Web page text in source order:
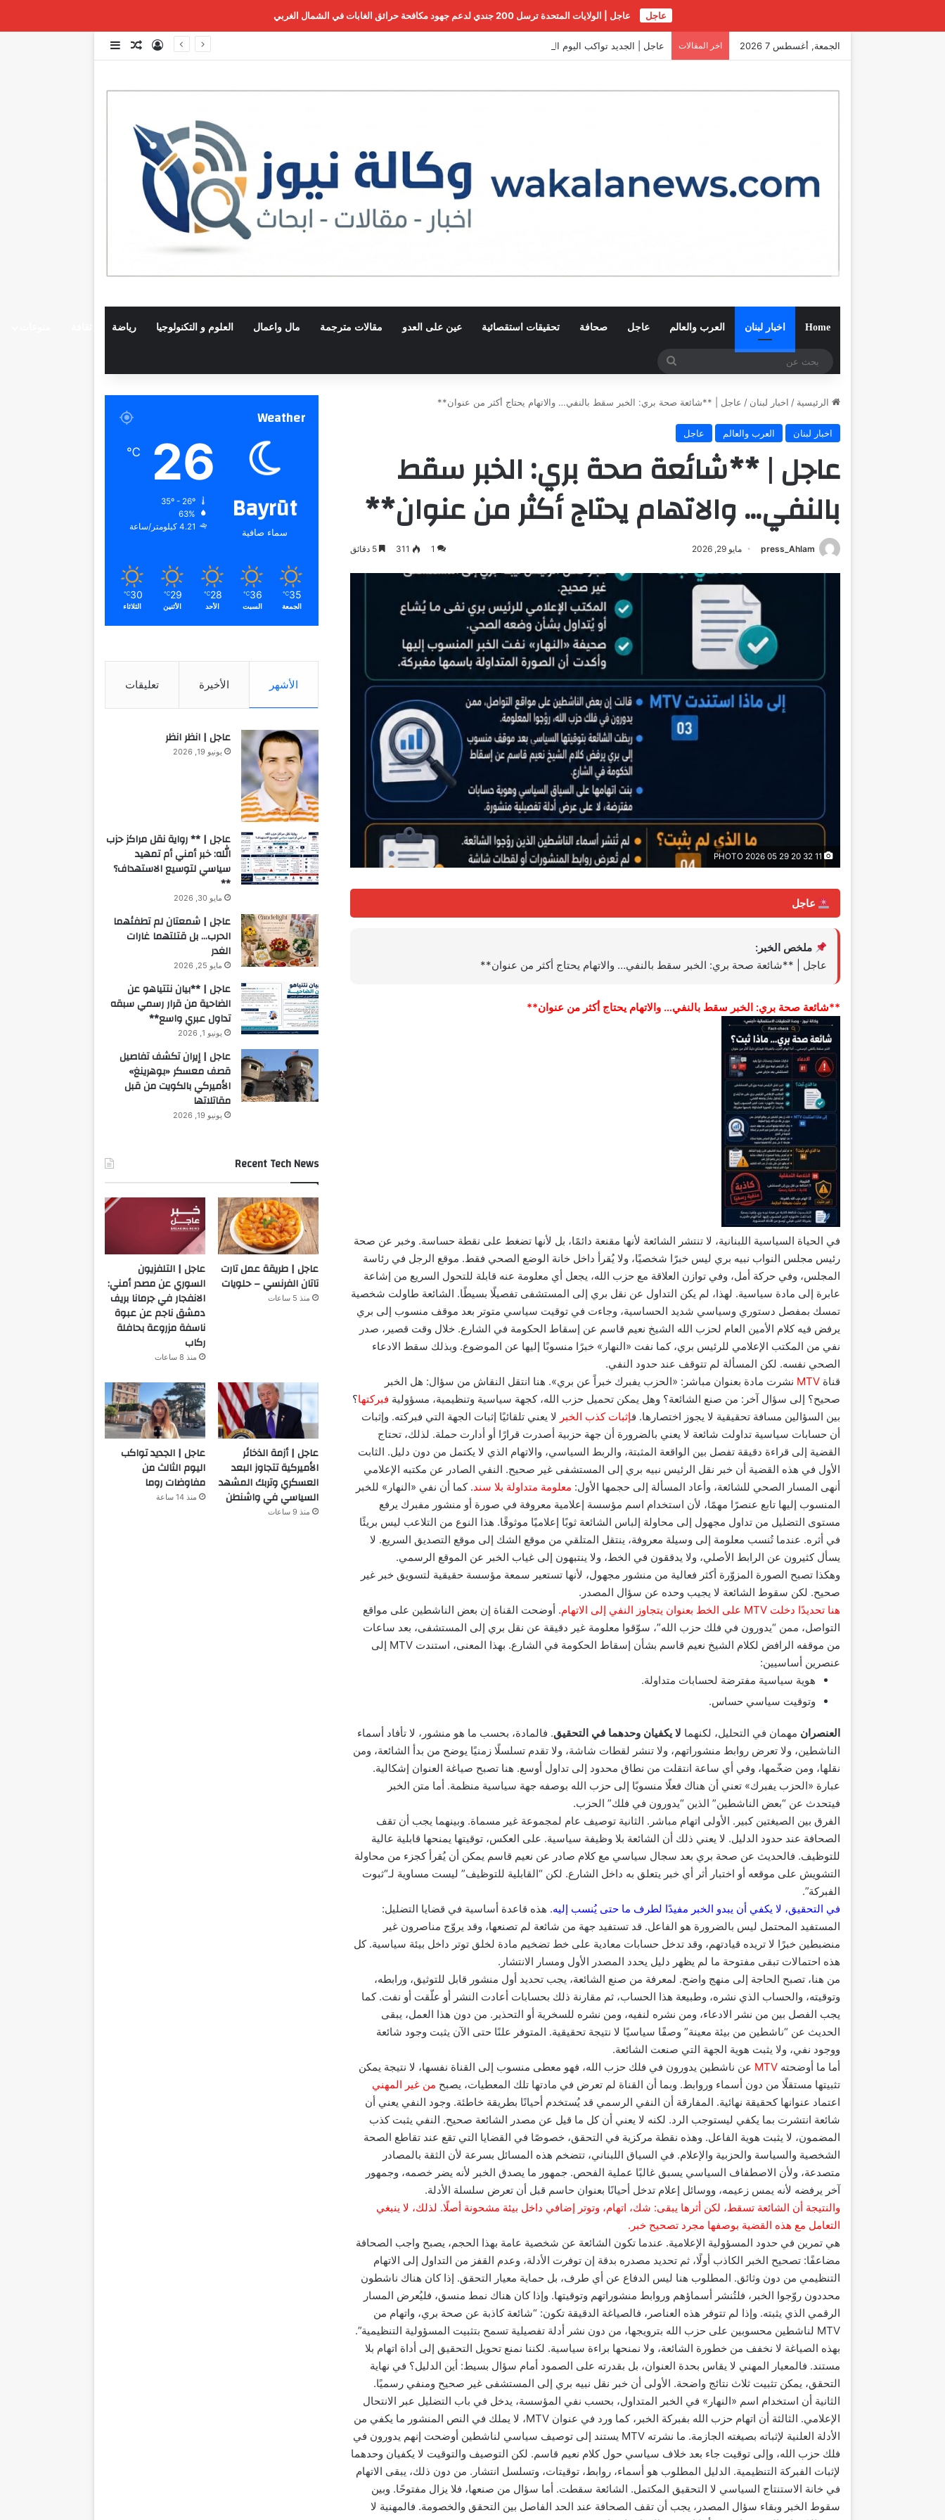
عاجل عاجل | الولايات المتحدة ترسل 200 جندي لدعم جهود مكافحة حرائق الغابات في الشمال الغربي
الجمعة, أغسطس 7 2026 اخر المقالات عاجل | الجديد تواكب اليوم الثالث من مفاوضات روما تسجيل الدخول
مقال عشوائي
إضافة عمود جانبي
Home اخبار لبنان العرب والعالم عاجل صحافة تحقيقات استقصائية عين على العدو مقالات مترجمة مال واعمال العلوم و التكنولوجيا رياضة
الرئيسية / اخبار لبنان / عاجل | **شائعة صحة بري: الخبر سقط بالنفي… والاتهام يحتاج أكثر من عنوان**
اخبار لبنان العرب والعالم عاجل
عاجل | **شائعة صحة بري: الخبر سقط
بالنفي… والاتهام يحتاج أكثر من عنوان**
press_Ahlam مايو 29, 2026 1
311 5 دقائق
عاجل
ملخص الخبر:
عاجل | **شائعة صحة بري: الخبر سقط بالنفي… والاتهام يحتاج أكثر من عنوان**
**شائعة صحة بري: الخبر سقط بالنفي… والاتهام يحتاج أكثر من عنوان**
في الحياة السياسية اللبنانية، لا تنتشر الشائعة لأنها مقنعة دائمًا، بل لأنها تضغط على نقطة حساسة. وخبر عن صحة
رئيس مجلس النواب نبيه بري ليس خبرًا شخصيًا، ولا يُقرأ داخل خانة الوضع الصحي فقط. موقع الرجل في رئاسة
المجلس، وفي حركة أمل، وفي توازن العلاقة مع حزب الله، يجعل أي معلومة عنه قابلة للتحول السريع من إشاعة
عابرة إلى مادة سياسية. لهذا، لم يكن التداول عن نقل بري إلى المستشفى تفصيلًا بسيطًا. الشائعة طاولت شخصية
تمسك بمفصل دستوري وسياسي شديد الحساسية، وجاءت في توقيت سياسي متوتر بعد موقف منسوب إلى بري
يرفض فيه كلام الأمين العام لحزب الله الشيخ نعيم قاسم عن إسقاط الحكومة في الشارع. خلال وقت قصير، صدر
نفي من المكتب الإعلامي للرئيس بري، كما نفت «النهار» خبرًا منسوبًا إليها عن الموضوع. وبذلك سقط الادعاء
الصحي نفسه. لكن المسألة لم تتوقف عند حدود النفي.
قناةMTV نشرت مادة بعنوان مباشر: «الحزب يفبرك خبراً عن بري». هنا انتقل النقاش من سؤال: هل الخبر
صحيح؟ إلى سؤال آخر: من صنع الشائعة؟ وهل يمكن تحميل حزب الله، كجهة سياسية وتنظيمية، مسؤولية فبركتها؟
بين السؤالين مسافة تحقيقية لا يجوز اختصارها. فإثبات كذب الخبر لا يعني تلقائيًا إثبات الجهة التي فبركته. وإثبات
أن حسابات سياسية تداولت شائعة لا يعني بالضرورة أن جهة حزبية أصدرت قرارًا أو أدارت حملة. لذلك، تحتاج
القضية إلى قراءة دقيقة تفصل بين الواقعة المثبتة، والربط السياسي، والاتهام الذي لا يكتمل من دون دليل. الثابت
الأول في هذه القضية أن خبر نقل الرئيس نبيه بري إلى المستشفى غير صحيح. النفي الصادر عن مكتبه الإعلامي
أنهى المسار الصحي للشائعة، وأعاد المسألة إلى حجمها الأول: معلومة متداولة بلا سند. كما أن نفي «النهار» للخبر
المنسوب إليها تابع عنصرًا مهمًا، لأن استخدام اسم مؤسسة إعلامية معروفة في صورة أو منشور مفبرك يرفع
مستوى التضليل من تداول مجهول إلى محاولة إلباس الشائعة ثوبًا إعلاميًا موثوقًا. هذا النوع من التلاعب ليس بريئًا
في أثره. عندما تُنسب معلومة إلى وسيلة معروفة، ينتقل المتلقي من موقع الشك إلى موقع التصديق السريع. لا
يسأل كثيرون عن الرابط الأصلي، ولا يدققون في الخط، ولا ينتبهون إلى غياب الخبر عن الموقع الرسمي.
وهكذا تصبح الصورة المزوّرة أكثر فعالية من منشور مجهول، لأنها تستعير سمعة مؤسسة حقيقية لتسويق خبر غير
صحيح. لكن سقوط الشائعة لا يجيب وحده عن سؤال المصدر.
هنا تحديدًا دخلت MTV على الخط بعنوان يتجاوز النفي إلى الاتهام
. أوضحت القناة إن بعض الناشطين على مواقع
التواصل، ممن “يدورون في فلك حزب الله”، سوّقوا معلومة غير دقيقة عن نقل بري إلى المستشفى، بعد ساعات
من موقفه الرافض لكلام الشيخ نعيم قاسم بشأن إسقاط الحكومة في الشارع. بهذا المعنى، استندت MTV إلى
عنصرين أساسيين:
هوية سياسية مفترضة لحسابات متداولة.
وتوقيت سياسي حساس.
العنصران مهمان في التحليل، لكنهما لا يكفيان وحدهما في التحقيق. فالمادة، بحسب ما هو منشور، لا تأفاد أسماء
الناشطين، ولا تعرض روابط منشوراتهم، ولا تنشر لقطات شاشة، ولا تقدم تسلسلًا زمنيًا يوضح من بدأ الشائعة، ومن
نقلها، ومن ضخّمها، وفي أي ساعة انتقلت من نطاق محدود إلى تداول أوسع. هنا تصبح صياغة العنوان إشكالية.
عبارة «الحزب يفبرك» تعني أن هناك فعلًا منسوبًا إلى حزب الله بوصفه جهة سياسية منظمة. أما متن الخبر
فيتحدث عن “بعض الناشطين” الذين “يدورون في فلك” الحزب.
الفرق بين الصيغتين كبير. الأولى اتهام مباشر. الثانية توصيف عام لمجموعة غير مسماة. وبينهما يجب أن تقف
الصحافة عند حدود الدليل. لا يعني ذلك أن الشائعة بلا وظيفة سياسية. على العكس، توقيتها يمنحها قابلية عالية
للتوظيف. فالحديث عن صحة بري بعد سجال سياسي مع كلام صادر عن نعيم قاسم يمكن أن يُقرأ كجزء من محاولة
التشويش على موقعه أو اختبار أثر أي خبر يتعلق به داخل الشارع. لكن “القابلية للتوظيف” ليست مساوية لـ“ثبوت
الفبركة”.
في التحقيق، لا يكفي أن يبدو الخبر مفيدًا لطرف ما حتى يُنسب إليه. هذه قاعدة أساسية في قضايا التضليل:
المستفيد المحتمل ليس بالضرورة هو الفاعل. قد تستفيد جهة من شائعة لم تصنعها، وقد يروّج مناصرون غير
منضبطين خبرًا لا تريده قيادتهم، وقد تدخل حسابات معادية على خط تضخيم مادة لخلق توتر داخل بيئة سياسية. كل
هذه احتمالات تبقى مفتوحة ما لم يظهر دليل يحدد المصدر الأول ومسار الانتشار.
من هنا، تصبح الحاجة إلى منهج واضح. لمعرفة من صنع الشائعة، يجب تحديد أول منشور قابل للتوثيق، ورابطه،
وتوقيته، والحساب الذي نشره، وطبيعة هذا الحساب، ثم مقارنة ذلك بحسابات أعادت النشر أو علّقت أو نفت. كما
يجب الفصل بين من نشر الادعاء، ومن نشره لنفيه، ومن نشره للسخرية أو التحذير. من دون هذا العمل، يبقى
الحديث عن “ناشطين من بيئة معينة” وصفًا سياسيًا لا نتيجة تحقيقية. المتوفر علنًا حتى الآن يثبت وجود شائعة
ووجود نفي، ولا يثبت هوية الجهة التي صنعت الشائعة.
أما ما أوضحتهMTV عن ناشطين يدورون في فلك حزب الله، فهو معطى منسوب إلى القناة نفسها، لا نتيجة يمكن
تثبيتها مستقلًا من دون أسماء وروابط. وبما أن القناة لم تعرض في مادتها تلك المعطيات، يصبح من غير المهني
اعتماد عنوانها كحقيقة نهائية. المفارقة أن النفي الرسمي قد يُستخدم أحيانًا بطريقة خاطئة. وجود النفي يعني أن
شائعة انتشرت بما يكفي ليستوجب الرد. لكنه لا يعني أن كل ما قيل عن مصدر الشائعة صحيح. النفي يثبت كذب
المضمون، لا يثبت هوية الفاعل. وهذه نقطة مركزية في التحقق، خصوصًا في القضايا التي تقع عند تقاطع الصحة
الشخصية والسياسة والحزبية والإعلام. في السياق اللبناني، تتضخم هذه المسائل بسرعة لأن الثقة بالمصادر
متصدعة، ولأن الاصطفاف السياسي يسبق غالبًا عملية الفحص. جمهور ما يصدق الخبر لأنه يضر خصمه، وجمهور
آخر يرفضه لأنه يمس زعيمه، ووسائل إعلام تدخل أحيانًا بعنوان حاسم قبل أن تعرض سلسلة الأدلة.
والنتيجة أن الشائعة تسقط، لكن أثرها يبقى: شك، اتهام، وتوتر إضافي داخل بيئة مشحونة أصلًا. لذلك، لا ينبغي
التعامل مع هذه القضية بوصفها مجرد تصحيح خبر.
هي تمرين في حدود المسؤولية الإعلامية. عندما تكون الشائعة عن شخصية عامة بهذا الحجم، يصبح واجب الصحافة
مضاعفًا: تصحيح الخبر الكاذب أولًا، ثم تحديد مصدره بدقة إن توفرت الأدلة، وعدم القفز من التداول إلى الاتهام
التنظيمي من دون وثائق. المطلوب هنا ليس الدفاع عن أي طرف، بل حماية معيار التحقق. إذا كان هناك ناشطون
محددون روّجوا الخبر، فلتُنشر أسماؤهم وروابط منشوراتهم وتوقيتها. وإذا كان هناك نمط منسق، فليُعرض المسار
الرقمي الذي يثبته. وإذا لم تتوفر هذه العناصر، فالصياغة الدقيقة تكون: “شائعة كاذبة عن صحة بري، واتهام من
MTV لناشطين محسوبين على حزب الله بترويجها، من دون نشر أدلة تفصيلية تسمح بتثبيت المسؤولية التنظيمية”.
بهذه الصياغة لا نخفف من خطورة الشائعة، ولا نمنحها براءة سياسية. لكننا نمنع تحويل التحقيق إلى أداة اتهام بلا
مستند. فالمعيار المهني لا يقاس بحدة العنوان، بل بقدرته على الصمود أمام سؤال بسيط: أين الدليل؟ في نهاية
التحقق، يمكن تثبيت ثلاث نتائج واضحة. الأولى أن خبر نقل نبيه بري إلى المستشفى غير صحيح ومنفي رسميًا.
الثانية أن استخدام اسم «النهار» في الخبر المتداول، بحسب نفي المؤسسة، يدخل في باب التضليل عبر الانتحال
الإعلامي. الثالثة أن اتهام حزب الله بفبركة الخبر، كما ورد في عنوان MTV، لا يملك في النص المنشور ما يكفي من
الأدلة العلنية لإثباته بصيغته الجازمة. ما نشرته MTV يستند إلى توصيف سياسي لناشطين أوضحت إنهم يدورون في
فلك حزب الله، وإلى توقيت جاء بعد خلاف سياسي حول كلام نعيم قاسم. لكن التوصيف والتوقيت لا يكفيان وحدهما
لإثبات الفبركة التنظيمية. الدليل المطلوب هو أسماء، روابط، توقيتات، وتسلسل انتشار. من دون ذلك، يبقى الاتهام
في خانة الاستنتاج السياسي لا التحقيق المكتمل. الشائعة سقطت. أما سؤال من صنعها، فلا يزال مفتوحًا. وبين
سقوط الخبر وبقاء سؤال المصدر، يجب أن تقف الصحافة عند الحد الفاصل بين التحقق والخصومة. فالمهنية لا
Weather
Bayrūt
سماء صافية
26
℃
63%
4.21 كيلومتر/ساعة
35
℃
الجمعة
36
℃
السبت
28
℃
الأحد
29
℃
الأثنين
30
℃
الثلاثاء
الأشهر الأخيرة تعليقات
عاجل | انظر انظر
يونيو 19, 2026
عاجل | ** رواية نقل مراكز حزب
الله: خبر أمني أم تمهيد
سياسي لتوسيع الاستهداف؟
**
مايو 30, 2026
عاجل | شمعتان لم تطفئهما
الحرب… بل قتلتهما غارات
الغدر
مايو 25, 2026
عاجل | **بيان نتتياهو عن
الضاحية من قرار رسمي سبقه
تداول عبري واسع**
يونيو 1, 2026
عاجل | إيران تكشف تفاصيل
قصف معسكر «بوهرينغ»
الأميركي بالكويت من قبل
مقاتلاتها
يونيو 19, 2026
Recent Tech News
عاجل | طريقة عمل تارت
تاتان الفرنسي – حلويات
منذ 5 ساعات
عاجل | التلفزيون
السوري عن مصدر أمني:
الانفجار في جرمانا بريف
دمشق ناجم عن عبوة
ناسفة مزروعة بحافلة
ركاب
منذ 8 ساعات
عاجل | أزمة الذخائر
الأميركية تتجاوز البعد
العسكري وتربك المشهد
السياسي في واشنطن
منذ 9 ساعات
عاجل | الجديد تواكب
اليوم الثالث من
مفاوضات روما
منذ 14 ساعة